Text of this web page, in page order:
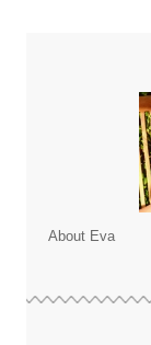
About Eva